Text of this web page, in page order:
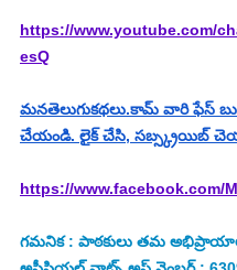
https://www.youtube.com/
esQ
మనతెలుగుకథలు.కామ్ వారి ఫేస్
చేయండి. లైక్ చేసి, సబ్స్క్రయిబ్
https://www.facebook.com/
గమనిక : పాఠకులు తమ